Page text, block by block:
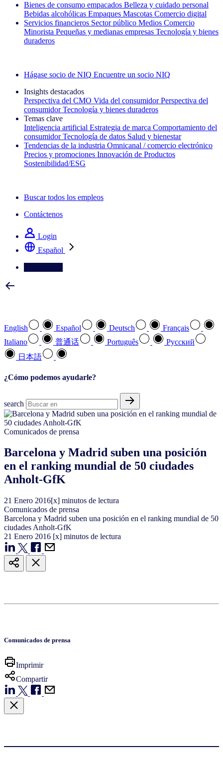
Bienes de consumo empacados Belleza y cuidado personal
Bebidas alcohólicas Empaques Mascotas Comercio digital
Servicios financieros Sector público Medios Comercio
Minorista Pequeñas y medianas empresas Tecnología y bienes
duraderos
Hágase socio de NIQ Encuentre un socio NIQ
Insights destacados
Perspectiva del CMO Vida del consumidor Perspectiva del
consumidor Tecnología y bienes duraderos
Temas clave
Inteligencia artificial Estrategia de marca Comportamiento del
consumidor Tecnología de datos Salud y bienestar
Tendencias de la industria Omnicanal / comercio electrónico
Precios y promociones Innovación de Productos
Sostenibilidad/ESG
Buscar todos los empleos
Contáctenos
Login
Español
English Español Deutsch
Français
Italiano
普通话 Português
Pусский
日本語
¿Cómo podemos ayudarle?
search
Comunicados de prensa
Barcelona y Madrid suben una posición
en el ranking mundial de 50 ciudades
Anholt-GfK
21 Enero 2016[x] minutos de lectura
Comunicados de prensa
Barcelona y Madrid suben una posición en el ranking mundial de 50
ciudades Anholt-GfK
21 Enero 2016 [x] minutos de lectura
Comunicados de prensa
Imprimir
Compartir